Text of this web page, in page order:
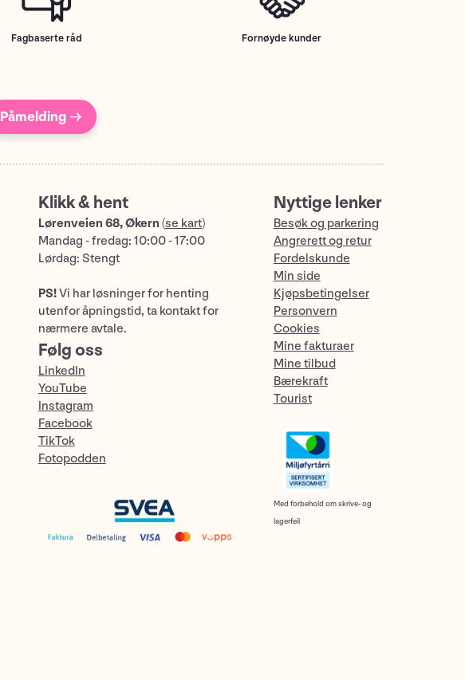
Fagbaserte råd Fornøyde kunder
Påmelding →
Klikk & hent
Lørenveien 68, Økern (se kart)
Mandag - fredag: 10:00 - 17:00
Lørdag: Stengt
PS!Vi har løsninger for henting
utenfor åpningstid, ta kontakt for
nærmere avtale.
Følg oss
LinkedIn
YouTube
Instagram
Facebook
TikTok
Fotopodden
Nyttige lenker
Besøk og parkering
Angrerett og retur
Fordelskunde
Min side
Kjøpsbetingelser
Personvern
Cookies
Mine fakturaer
Mine tilbud
Bærekraft
Tourist
Med forbehold om skrive- og
lagerfeil